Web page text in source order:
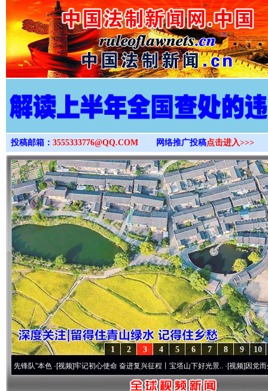
>
投稿邮箱： 3555333776@QQ.COM 网络推广投稿点击进入>>>
10
9
8
7
6
5
4
3
2
1
本色·[视频]牢记初心使命 奋进复兴征程丨宝塔山下好光景..·[视频]因党而生 为党而